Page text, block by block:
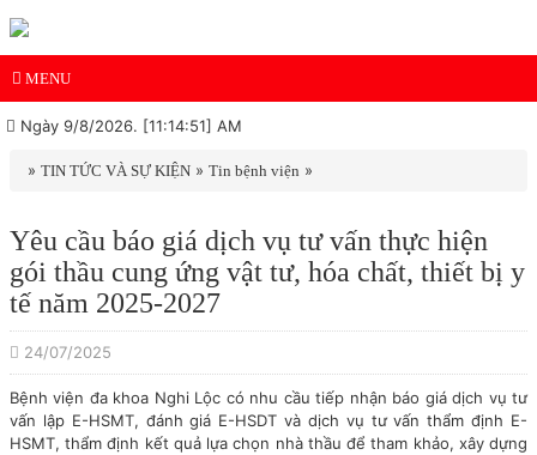
MENU
Ngày 9/8/2026. [11:14:51] AM
» TIN TỨC VÀ SỰ KIỆN » Tin bệnh viện »
Yêu cầu báo giá dịch vụ tư vấn thực hiện
gói thầu cung ứng vật tư, hóa chất, thiết bị y
tế năm 2025-2027
24/07/2025
Bệnh viện đa khoa Nghi Lộc có nhu cầu tiếp nhận báo giá dịch vụ tư
vấn lập E-HSMT, đánh giá E-HSDT và dịch vụ tư vấn thẩm định E-
HSMT, thẩm định kết quả lựa chọn nhà thầu để tham khảo, xây dựng